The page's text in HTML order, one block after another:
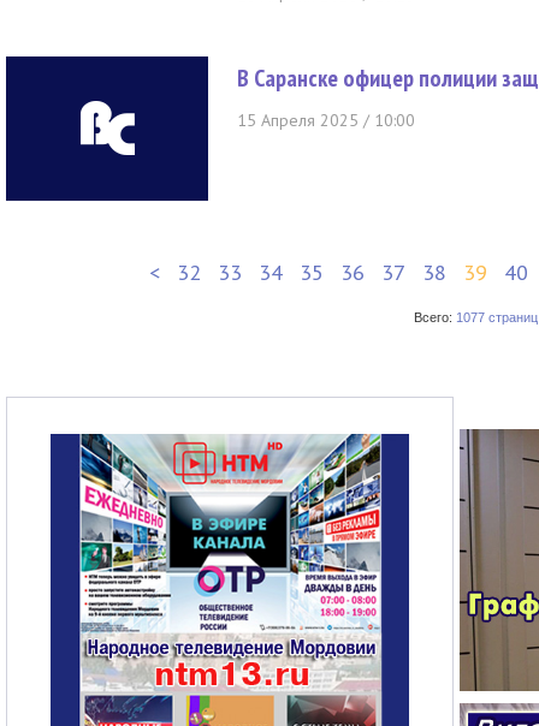
В Саранске офицер полиции
15 Апреля 2025 / 10:00
< 32 33 34 35 36 37 38 39 40
Всего: 1077 страниц